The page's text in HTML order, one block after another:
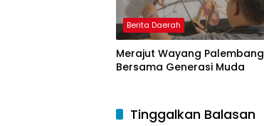
Berita Daerah
Merajut Wayang Palembang
Bersama Generasi Muda
Tinggalkan Balasan